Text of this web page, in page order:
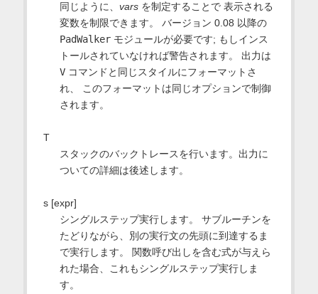
同じように、 varsを制定することで 表示される
変数を制限できます。 バージョン 0.08 以降の
PadWalkerモジュールが必要です; もしインス
トールされていなければ警告されます。 出力は
Vコマンドと同じスタイルにフォーマットさ
れ、 このフォーマットは同じオプションで制御
されます。
T
スタックのバックトレースを行います。出力に
ついての詳細は後述します。
s [expr]
シングルステップ実行します。 サブルーチンを
たどりながら、別の実行文の先頭に到達するま
で実行します。 関数呼び出しを含む式が与えら
れた場合、これもシングルステップ実行しま
す。